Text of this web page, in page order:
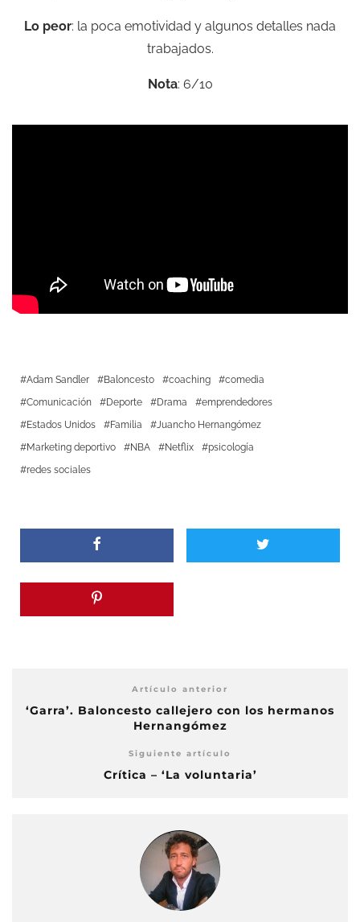
Lo peor: la poca emotividad y algunos detalles nada
trabajados.
Nota: 6/10
Adam Sandler Baloncesto coaching
comedia
Comunicación
Deporte Drama
emprendedores
Estados Unidos
Familia
Juancho Hernangómez
Marketing deportivo
NBA Netflix
psicología
redes sociales
Artículo anterior
‘Garra’. Baloncesto callejero con los hermanos
Hernangómez
Siguiente artículo
Crítica – ‘La voluntaria’